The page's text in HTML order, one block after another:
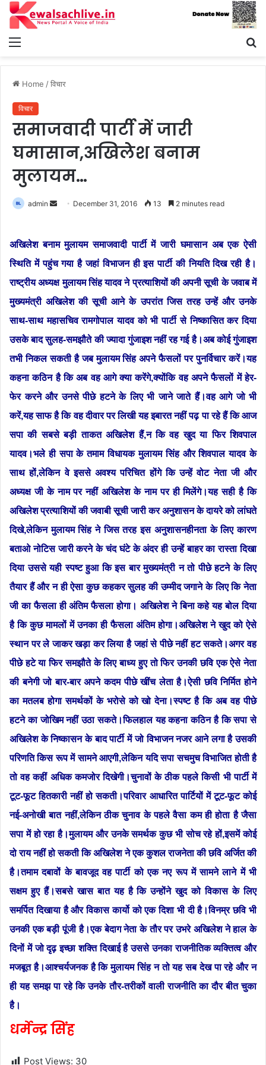
Menu
Home /विचार
विचार
समाजवादी पार्टी में जारी
घमासान,अखिलेश बनाम
मुलायम…
admin
Send December 31, 2016 13 2 minutes read
अखिलेश बनाम मुलायम समाजवादी पार्टी में जारी घमासान अब एक ऐसी
स्थिति में पहुंच गया है जहां विभाजन ही इस पार्टी की नियति दिख रही है।
राष्ट्रीय अध्यक्ष मुलायम सिंह यादव ने प्रत्याशियों की अपनी सूची के जवाब में
मुख्यमंत्री अखिलेश की सूची आने के उपरांत जिस तरह उन्हें और उनके
साथ-साथ महासचिव रामगोपाल यादव को भी पार्टी से निष्कासित कर दिया
उसके बाद सुलह-समझौते की ज्यादा गुंजाइश नहीं रह गई है।अब कोई गुंजाइश
तभी निकल सकती है जब मुलायम सिंह अपने फैसलों पर पुनर्विचार करें।यह
कहना कठिन है कि अब वह आगे क्या करेंगे,क्योंकि वह अपने फैसलों में हेर-
फेर करने और उनसे पीछे हटने के लिए भी जाने जाते हैं।वह आगे जो भी
करें,यह साफ है कि वह दीवार पर लिखी यह इबारत नहीं पढ़ पा रहे हैं कि आज
सपा की सबसे बड़ी ताकत अखिलेश हैं,न कि वह खुद या फिर शिवपाल
यादव।भले ही सपा के तमाम विधायक मुलायम सिंह और शिवपाल यादव के
साथ हों,लेकिन वे इससे अवश्य परिचित होंगे कि उन्हें वोट नेता जी और
अध्यक्ष जी के नाम पर नहीं अखिलेश के नाम पर ही मिलेंगे।यह सही है कि
अखिलेश प्रत्याशियों की जवाबी सूची जारी कर अनुशासन के दायरे को लांघते
दिखे,लेकिन मुलायम सिंह ने जिस तरह इस अनुशासनहीनता के लिए कारण
बताओ नोटिस जारी करने के चंद घंटे के अंदर ही उन्हें बाहर का रास्ता दिखा
दिया उससे यही स्पष्ट हुआ कि इस बार मुख्यमंत्री न तो पीछे हटने के लिए
तैयार हैं और न ही ऐसा कुछ कहकर सुलह की उम्मीद जगाने के लिए कि नेता
जी का फैसला ही अंतिम फैसला होगा। अखिलेश ने बिना कहे यह बोल दिया
है कि कुछ मामलों में उनका ही फैसला अंतिम होगा।अखिलेश ने खुद को ऐसे
स्थान पर ले जाकर खड़ा कर लिया है जहां से पीछे नहीं हट सकते।अगर वह
पीछे हटे या फिर समझौते के लिए बाध्य हुए तो फिर उनकी छवि एक ऐसे नेता
की बनेगी जो बार-बार अपने कदम पीछे खींच लेता है।ऐसी छवि निर्मित होने
का मतलब होगा समर्थकों के भरोसे को खो देना।स्पष्ट है कि अब वह पीछे
हटने का जोखिम नहीं उठा सकते।फिलहाल यह कहना कठिन है कि सपा से
अखिलेश के निष्कासन के बाद पार्टी में जो विभाजन नजर आने लगा है उसकी
परिणति किस रूप में सामने आएगी,लेकिन यदि सपा सचमुच विभाजित होती है
तो वह कहीं अधिक कमजोर दिखेगी।चुनावों के ठीक पहले किसी भी पार्टी में
टूट-फूट हितकारी नहीं हो सकती।परिवार आधारित पार्टियों में टूट-फूट कोई
नई-अनोखी बात नहीं,लेकिन ठीक चुनाव के पहले वैसा कम ही होता है जैसा
सपा में हो रहा है।मुलायम और उनके समर्थक कुछ भी सोच रहे हों,इसमें कोई
दो राय नहीं हो सकती कि अखिलेश ने एक कुशल राजनेता की छवि अर्जित की
है।तमाम दबावों के बावजूद वह पार्टी को एक नए रूप में सामने लाने में भी
सक्षम हुए हैं।सबसे खास बात यह है कि उन्होंने खुद को विकास के लिए
समर्पित दिखाया है और विकास कार्यो को एक दिशा भी दी है।विनम्र छवि भी
उनकी एक बड़ी पूंजी है।एक बेदाग नेता के तौर पर उभरे अखिलेश ने हाल के
दिनों में जो दृढ़ इच्छा शक्ति दिखाई है उससे उनका राजनीतिक व्यक्तित्व और
मजबूत है।आश्चर्यजनक है कि मुलायम सिंह न तो यह सब देख पा रहे और न
ही यह समझ पा रहे कि उनके तौर-तरीकों वाली राजनीति का दौर बीत चुका
है।
धर्मेन्द्र सिंह
Post Views: 30